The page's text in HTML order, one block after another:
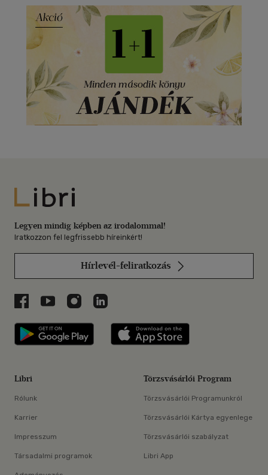
Libri
Legyen mindig képben az irodalommal!
Iratkozzon fel legfrissebb híreinkért!
Hírlevél-feliratkozás
Libri a Facebookon
Libri a Youtube-on
Libri az Instagramon
Libri a LinkedInen
Libri applikáció Szerezd meg: Google
Libri
Rólunk
Karrier
Impresszum
Társadalmi programok
Törzsvásárlói Program
Törzsvásárlói Programunkról
Törzsvásárlói Kártya egyenlege
Törzsvásárlói szabályzat
Libri App